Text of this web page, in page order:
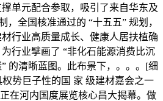
单元配合参取，吸引了来自华东及
全国核准通过的 “十五五” 规划，
行业高质量成长、健康人居扶植确
行业擘画了 “非化石能源消费比沉
的清晰蓝图。此布景下，。。。[细
权势巨子性的国 家 级建材嘉会之一
在河内国度展览核心昌大揭幕。做